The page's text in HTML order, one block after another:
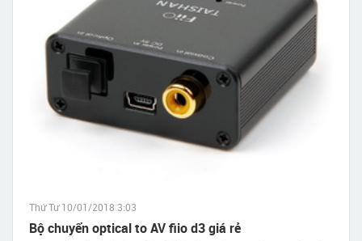
Thứ Tư 10/01/2018 3:03
Bộ chuyển optical to AV fiio d3 giá rẻ